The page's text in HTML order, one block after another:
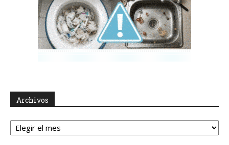
Archivos
Archivos